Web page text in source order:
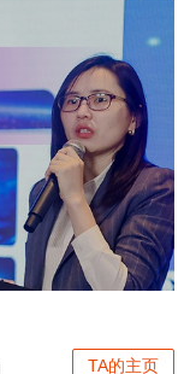
TA的主页